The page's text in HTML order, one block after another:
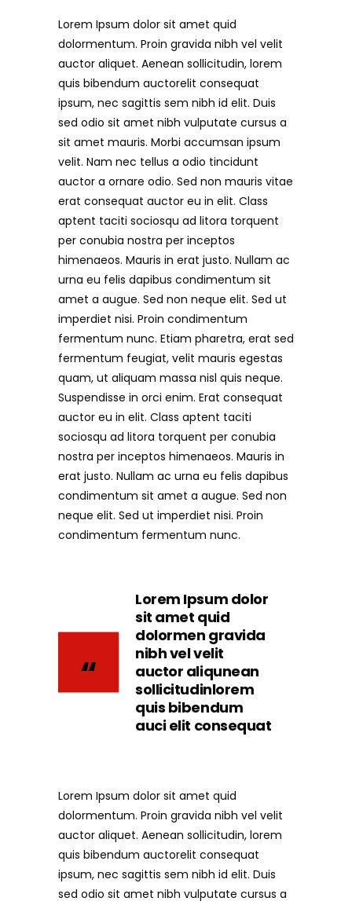
Lorem Ipsum dolor sit amet quid
dolormentum. Proin gravida nibh vel velit
auctor aliquet. Aenean sollicitudin, lorem
quis bibendum auctorelit consequat
ipsum, nec sagittis sem nibh id elit. Duis
sed odio sit amet nibh vulputate cursus a
sit amet mauris. Morbi accumsan ipsum
velit. Nam nec tellus a odio tincidunt
auctor a ornare odio. Sed non mauris vitae
erat consequat auctor eu in elit. Class
aptent taciti sociosqu ad litora torquent
per conubia nostra per inceptos
himenaeos. Mauris in erat justo. Nullam ac
urna eu felis dapibus condimentum sit
amet a augue. Sed non neque elit. Sed ut
imperdiet nisi. Proin condimentum
fermentum nunc. Etiam pharetra, erat sed
fermentum feugiat, velit mauris egestas
quam, ut aliquam massa nisl quis neque.
Suspendisse in orci enim. Erat consequat
auctor eu in elit. Class aptent taciti
sociosqu ad litora torquent per conubia
nostra per inceptos himenaeos. Mauris in
erat justo. Nullam ac urna eu felis dapibus
condimentum sit amet a augue. Sed non
neque elit. Sed ut imperdiet nisi. Proin
condimentum fermentum nunc.
Lorem Ipsum dolor
sit amet quid
dolormen gravida
nibh vel velit
auctor aliqunean
sollicitudinlorem
quis bibendum
auci elit consequat
Lorem Ipsum dolor sit amet quid
dolormentum. Proin gravida nibh vel velit
auctor aliquet. Aenean sollicitudin, lorem
quis bibendum auctorelit consequat
ipsum, nec sagittis sem nibh id elit. Duis
sed odio sit amet nibh vulputate cursus a